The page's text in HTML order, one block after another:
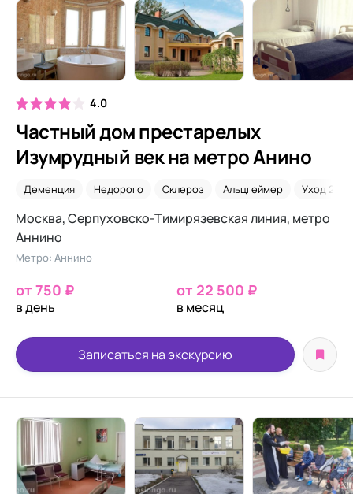
4.0
Частный дом престарелых
Изумрудный век на метро Анино
Деменция Недорого Склероз Альцгеймер Уход 24/7
Москва, Серпуховско-Тимирязевская линия, метро
Аннино
Метро: Аннино
от 750 ₽
в день
от 22 500 ₽
в месяц
Записаться на экскурсию